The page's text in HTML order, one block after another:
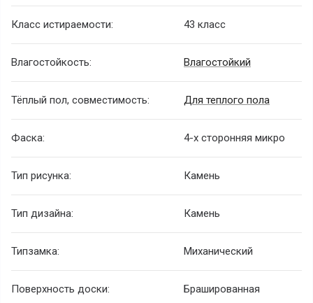
Класс истираемости: 43 класс
Влагостойкость: Влагостойкий
Тёплый пол, совместимость: Для теплого пола
Фаска: 4-х сторонняя микро
Тип рисунка: Камень
Тип дизайна: Камень
Типзамка: Миханический
Поверхность доски: Брашированная